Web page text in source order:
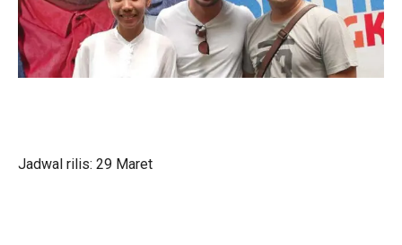
Jadwal rilis: 29 Maret